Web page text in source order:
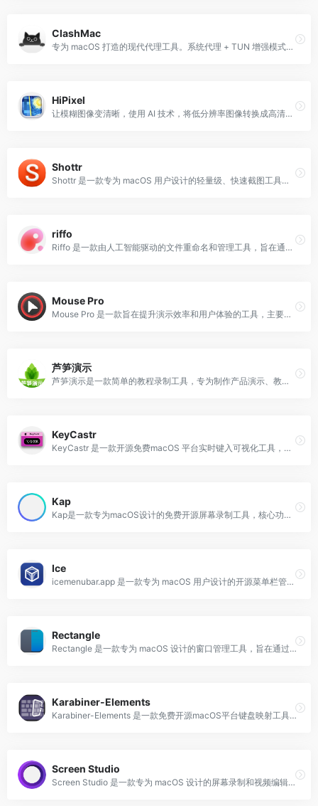
ClashMac
专为 macOS 打造的现代代理工具。系统代理 + TUN 增强模式，Zashboard 控制中心，免密操作。
HiPixel
让模糊图像变清晰，使用 AI 技术，将低分辨率图像转换成高清晰度画质。
Shottr
Shottr 是一款专为 macOS 用户设计的轻量级、快速截图工具，具有丰富的功能和极高的使用效率，是提升工作效率的理想选择。
riffo
Riffo 是一款由人工智能驱动的文件重命名和管理工具，旨在通过智能算法自动批量重命名和整理文件，从而提高用户的工作效率。
Mouse Pro
Mouse Pro 是一款旨在提升演示效率和用户体验的工具，主要功能包括高亮、缩放和聚焦，帮助用户在演示过程中更直观地引导观众注意力。
芦笋演示
芦笋演示是一款简单的教程录制工具，专为制作产品演示、教学课程和使用教程而设计。无论是专业演讲还是课堂教学，芦笋演示都能帮助用户轻松创建吸引人的内容。
KeyCastr
KeyCastr 是一款开源免费macOS 平台实时键入可视化工具，帮助用户在屏幕录制、演示或协作时清晰地展示键盘输入。通过实时显示按键动作，使观众能够直观地理解操作步骤。
Kap
Kap是一款专为macOS设计的免费开源屏幕录制工具，核心功能包括录制屏幕、调整分辨率和长宽比例、选择特定窗口或全屏录制、高亮显示鼠标点击和操作轨迹等。
Ice
icemenubar.app 是一款专为 macOS 用户设计的开源菜单栏管理工具，主要功能是隐藏和显示菜单栏项目，并提供多种附加功能以增强用户体验。旨在帮助用户优化桌面整洁度，提升工作效率。
Rectangle
Rectangle 是一款专为 macOS 设计的窗口管理工具，旨在通过快捷键和拖动操作帮助用户更高效地调整和管理窗口大小及位置。
Karabiner-Elements
Karabiner-Elements 是一款免费开源macOS平台键盘映射工具，提供了丰富的自定义选项，包括按键替换、组合键映射、鼠标键映射等。
Screen Studio
Screen Studio 是一款专为 macOS 设计的屏幕录制和视频编辑软件，旨在帮助用户轻松创建高质量的视频内容。